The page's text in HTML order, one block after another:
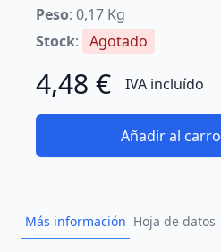
Peso: 0,17 Kg
Stock: Agotado
4,48 € IVA incluído
Añadir al carro
Más información Hoja de datos